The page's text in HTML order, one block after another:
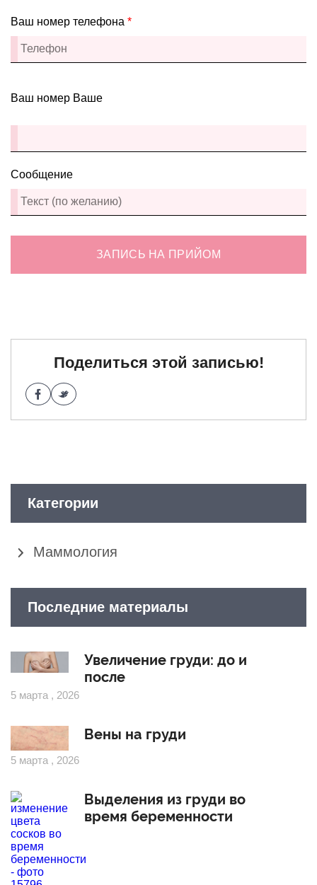
Ваш номер телефона *
Ваш номер Ваше
Сообщение
ЗАПИСЬ НА ПРИЙОМ
Поделиться этой записью!
Категории
Маммология
Последние материалы
Увеличение груди: до и
после
5 марта , 2026
Вены на груди
5 марта , 2026
Выделения из груди во
время беременности